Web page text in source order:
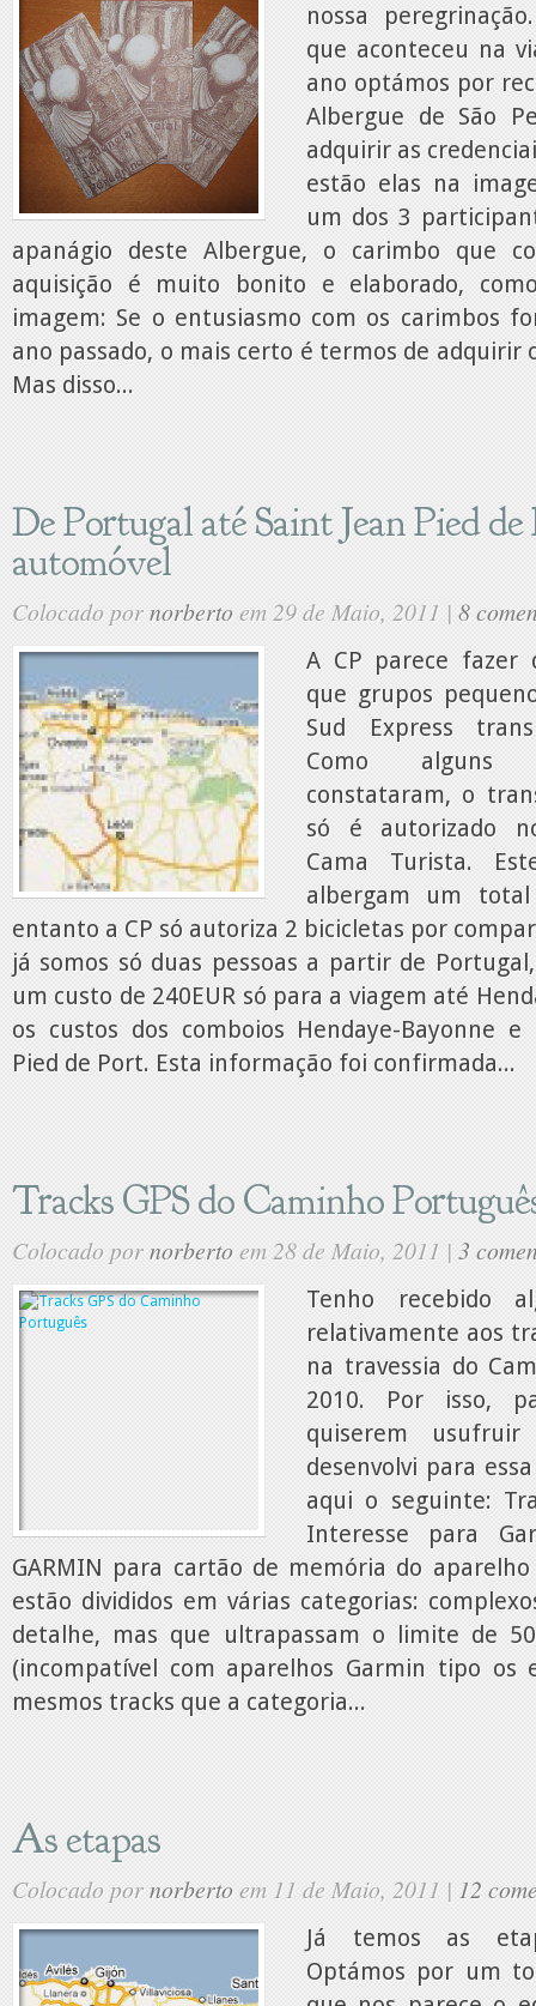
nossa
que aconteceu na
ano optámos por
Albergue de São
adquirir as
estão elas na
um dos 3
apanágio deste Albergue, o carimbo que
aquisição é muito bonito e elaborado,
imagem: Se o entusiasmo com os carimbos
ano passado, o mais certo é termos de adquirir
Mas disso...
De Portugal até Saint Jean Pied
automóvel
Colocado pornorberto em 29 de Maio, 2011 | 8
A CP parece fazer
que grupos
Sud Express
Como alguns
constataram, o
só é autorizado
Cama Turista.
albergam um
entanto a CP só autoriza 2 bicicletas por
já somos só duas pessoas a partir de
um custo de 240EUR só para a viagem até
os custos dos comboios Hendaye-Bayonne e
Pied de Port. Esta informação foi confirmada...
Tracks GPS do Caminho
Colocado pornorberto em 28 de Maio, 2011 | 3
Tenho recebido
relativamente aos
na travessia do
2010. Por isso,
quiserem
desenvolvi para
aqui o seguinte:
Interesse para
GARMIN para cartão de memória do aparelho
estão divididos em várias categorias:
detalhe, mas que ultrapassam o limite de
(incompatível com aparelhos Garmin tipo os
mesmos tracks que a categoria...
As etapas
Colocado pornorbertoem 11 de Maio, 2011 | 12
Já temos as
Optámos por um